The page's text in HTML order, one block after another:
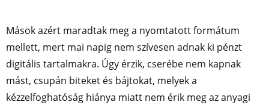
Mások azért maradtak meg a nyomtatott formátum
mellett, mert mai napig nem szívesen adnak ki pénzt
digitális tartalmakra. Úgy érzik, cserébe nem kapnak
mást, csupán biteket és bájtokat, melyek a
kézzelfoghatóság hiánya miatt nem érik meg az anyagi